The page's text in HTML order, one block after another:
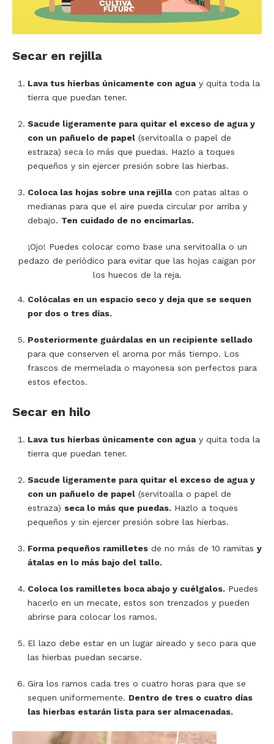
Secar en rejilla
Lava tus hierbas únicamente con aguay quita toda la
tierra que puedan tener.
Sacude ligeramente para quitar el exceso de agua y
con un pañuelo de papel (servitoalla o papel de
estraza) seca lo más que puedas. Hazlo a toques
pequeños y sin ejercer presión sobre las hierbas.
Coloca las hojas sobre una rejillacon patas altas o
medianas para que el aire pueda circular por arriba y
debajo. Ten cuidado de no encimarlas.
¡Ojo! Puedes colocar como base una servitoalla o un
pedazo de periódico para evitar que las hojas caigan por
los huecos de la reja.
Colócalas en un espacio seco y deja que se sequen
por dos o tres días.
Posteriormente guárdalas en un recipiente sellado
para que conserven el aroma por más tiempo. Los
frascos de mermelada o mayonesa son perfectos para
estos efectos.
Secar en hilo
Lava tus hierbas únicamente con aguay quita toda la
tierra que puedan tener.
Sacude ligeramente para quitar el exceso de agua y
con un pañuelo de papel (servitoalla o papel de
estraza) seca lo más que puedas. Hazlo a toques
pequeños y sin ejercer presión sobre las hierbas.
Forma pequeños ramilletes de no más de 10 ramitas y
átalas en lo más bajo del tallo.
Coloca los ramilletes boca abajo y cuélgalos. Puedes
hacerlo en un mecate, estos son trenzados y pueden
abrirse para colocar los ramos.
El lazo debe estar en un lugar aireado y seco para que
las hierbas puedan secarse.
Gira los ramos cada tres o cuatro horas para que se
sequen uniformemente. Dentro de tres o cuatro días
las hierbas estarán lista para ser almacenadas.